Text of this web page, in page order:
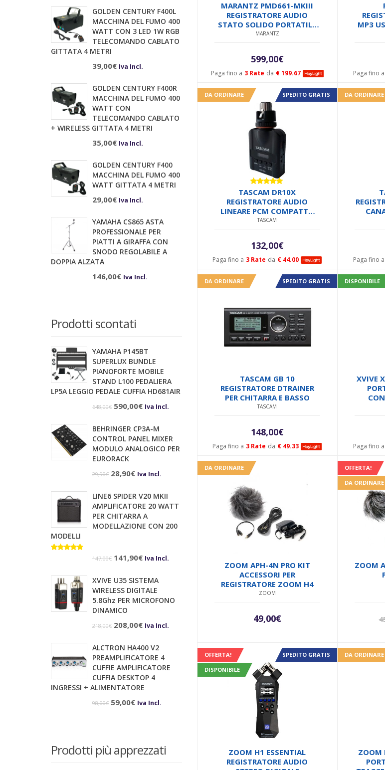
Paga fino a 3 Rate da € 199.67
MARANTZ PMD661-MKIII
REGISTRATORE AUDIO
STATO SOLIDO PORTATILE
CAVI USB/AUDIO
CD/SOFTWARE
MARANTZ
599,00€
Paga fino a
MP3
JACK
DA ORDINARE SPEDITO GRATIS
Paga fino a 3 Rate da € 44.00
Valutato
5.00su 5
TASCAM DR10X
REGISTRATORE AUDIO
LINEARE PCM COMPATTO
CONNETTORE XLR
TASCAM
132,00€
DA ORDINARE
Paga fino a
DA ORDINARE SPEDITO GRATIS
Paga fino a 3 Rate da € 49.33
TASCAM GB 10
REGISTRATORE DTRAINER
PER CHITARRA E BASSO
TASCAM
148,00€
DISPONIBILE
Paga fino a
XVIVE
DA ORDINARE
ZOOM APH-4N PRO KIT
ACCESSORI PER
REGISTRATORE ZOOM H4
ZOOM
49,00€
OFFERTA!
DA ORDINARE
ZOOM
OFFERTA!
DISPONIBILE
SPEDITO GRATIS
ZOOM H1 ESSENTIAL
REGISTRATORE AUDIO
DA ORDINARE
ZOOM
GOLDEN CENTURY F400L
MACCHINA DEL FUMO 400
WATT CON 3 LED 1W RGB
TELECOMANDO CABLATO
GITTATA 4 METRI
39,00€ Iva Incl.
GOLDEN CENTURY F400R
MACCHINA DEL FUMO 400
WATT CON
TELECOMANDO CABLATO
+ WIRELESS GITTATA 4 METRI
35,00€ Iva Incl.
GOLDEN CENTURY F400
MACCHINA DEL FUMO 400
WATT GITTATA 4 METRI
29,00€ Iva Incl.
YAMAHA CS865 ASTA
PROFESSIONALE PER
PIATTI A GIRAFFA CON
SNODO REGOLABILE A
DOPPIA ALZATA
146,00€ Iva Incl.
Prodotti scontati
YAMAHA P145BT
SUPERLUX BUNDLE
PIANOFORTE MOBILE
STAND L100 PEDALIERA
LP5A LEGGIO PEDALE CUFFIA HD681AIR
648,00€ Il
originale
era:
648,00€.
590,00€Il
attuale
è:
Iva Incl.
BEHRINGER CP3A-M
CONTROL PANEL MIXER
MODULO ANALOGICO PER
EURORACK
29,90€ Il
originale
era:
29,90€.
28,90€Il
attuale
è:
28,90€.
Iva Incl.
LINE6 SPIDER V20 MKII
AMPLIFICATORE 20 WATT
PER CHITARRA A
MODELLAZIONE CON 200
MODELLI
147,00€ Il
originale
era:
147,00€.
141,90€Il
attuale
è:
Iva Incl.
XVIVE U35 SISTEMA
WIRELESS DIGITALE
5.8Ghz PER MICROFONO
DINAMICO
218,00€ Il
originale
era:
218,00€.
208,00€Il
attuale
è:
208,00€.
Iva Incl.
ALCTRON HA400 V2
PREAMPLIFICATORE 4
CUFFIE AMPLIFICATORE
CUFFIA DESKTOP 4
INGRESSI + ALIMENTATORE
98,00€ Il
98,00€.
59,00€Il
59,00€.
Iva Incl.
Prodotti più apprezzati